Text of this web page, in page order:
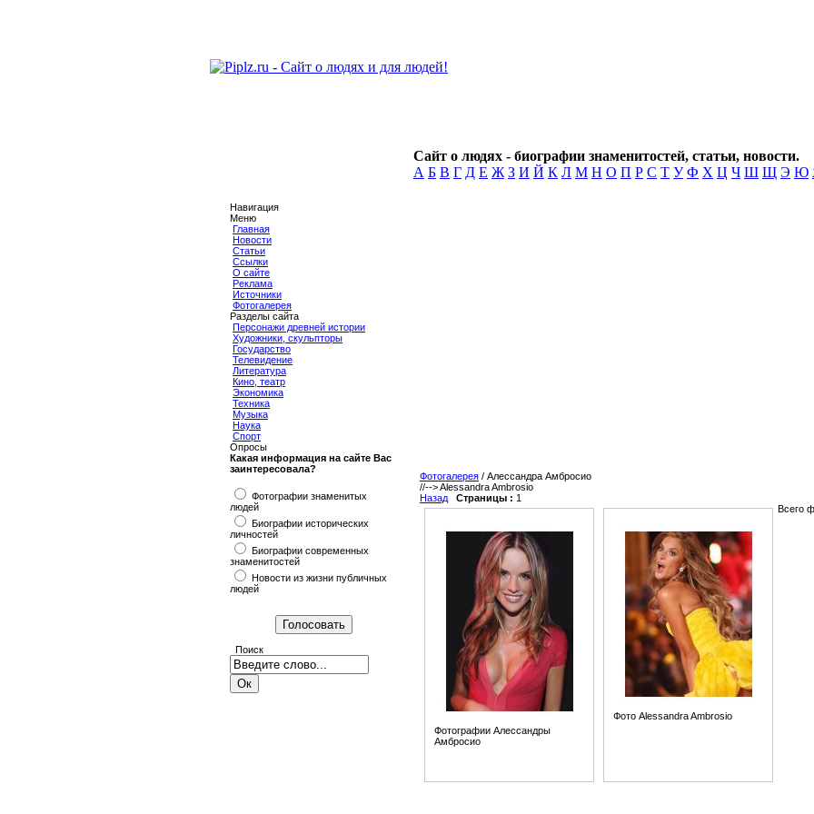
Сайт о людях - биографии знаменитостей, статьи, новости.
А Б В Г Д Е Ж З И Й К Л М Н О П Р С Т У Ф Х Ц Ч Ш Щ Э Ю
Навигация
Меню
Главная
Новости
Статьи
Ссылки
О сайте
Реклама
Источники
Фотогалерея
Разделы сайта
Персонажи древней истории
Художники, скульпторы
Государство
Телевидение
Литература
Кино, театр
Экономика
Техника
Музыка
Наука
Спорт
Опросы
Какая информация на сайте Вас
заинтересовала?
Фотографии знаменитых
людей
Биографии исторических
личностей
Биографии современных
знаменитостей
Новости из жизни публичных
людей
Поиск
Фотогалерея / Алессандра Амбросио
//-->Alessandra Ambrosio
Назад
Страницы : 1
Фотографии Алессандры
Амбросио
Фото Alessandra Ambrosio
Всего